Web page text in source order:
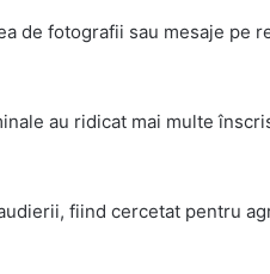
de fotografii sau mesaje pe
au ridicat mai multe
fiind cercetat pentru